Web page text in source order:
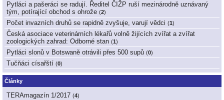
Pytláci a pašeráci se radují. Ředitel ČIŽP ruší mezinárodně uznávaný
tým, potírající obchod s ohrože (2)
Počet invazních druhů se rapidně zvyšuje, varují vědci (1)
Česká asociace veterinárních lékařů volně žijících zvířat a zvířat
zoologických zahrad: Odborné stan (1)
Pytláci slonů v Botswaně otrávili přes 500 supů (0)
Tučňáci císařští (0)
Články
TERAmagazín 1/2017 (4)